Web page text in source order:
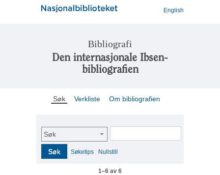
English
Bibliografi
Den internasjonale Ibsen-
bibliografien
Søk Verkliste Om bibliografien
Søk
Søk Søketips Nullstill
1–6 av 6